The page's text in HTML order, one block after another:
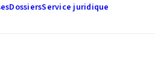
DossiersService juridique